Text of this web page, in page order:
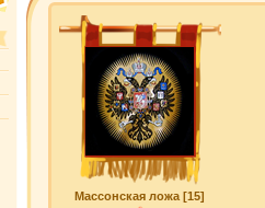
Массонская ложа [15]